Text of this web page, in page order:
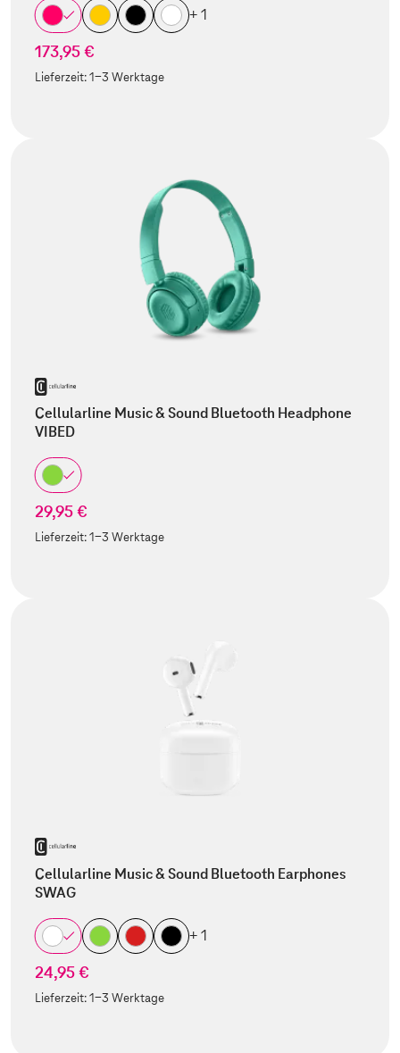
+ 1
173,95 €
Lieferzeit:1-3 Werktage
Cellularline Music & Sound Bluetooth Headphone
VIBED
29,95 €
Lieferzeit:1-3 Werktage
Cellularline Music & Sound Bluetooth Earphones
SWAG
+ 1
24,95 €
Lieferzeit:1-3 Werktage